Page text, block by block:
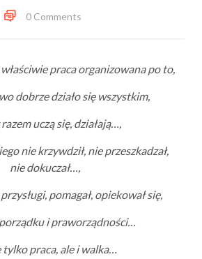
0 Comments
właściwie praca organizowana po to,
dobrze działo się wszystkim,
uczą się, działają…,
nie krzywdził, nie przeszkadzał,
nie dokuczał…,
pomagał, opiekował się,
i praworządności…
praca, ale i walka…